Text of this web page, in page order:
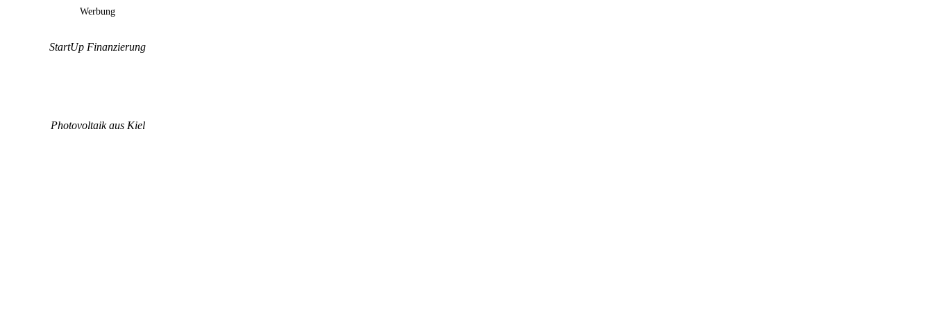
Werbung
StartUp Finanzierung
Photovoltaik aus Kiel